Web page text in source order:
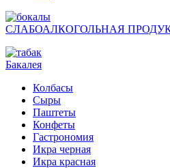
СЛАБОАЛКОГОЛЬНАЯ
Бакалея
Колбасы
Сыры
Паштеты
Конфеты
Гастрономия
Икра черная
Икра красная